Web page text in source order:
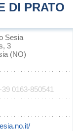
DI PRATO
Sesia
3
(NO)
0163-850541